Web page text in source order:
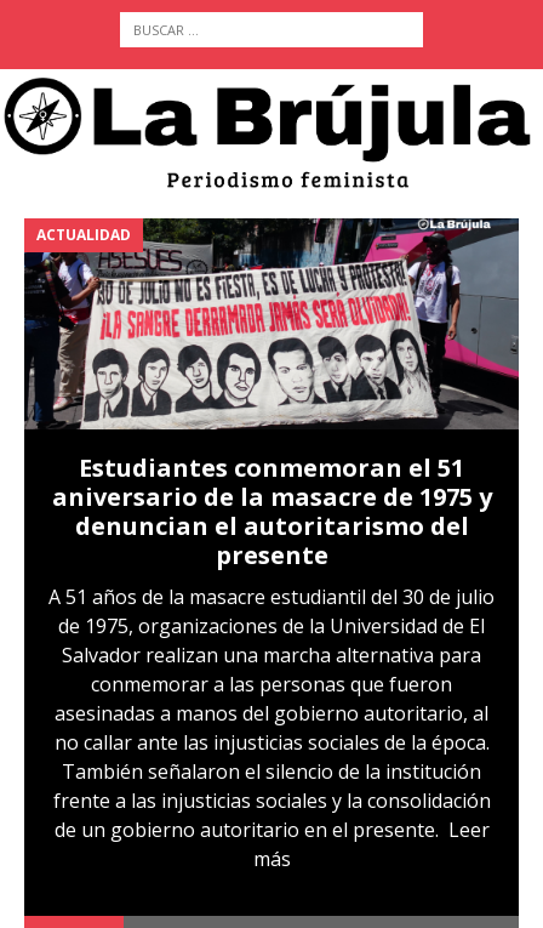
ACTUALIDAD
Estudiantes conmemoran el 51
aniversario de la masacre de 1975 y
denuncian el autoritarismo del
presente
A 51 años de la masacre estudiantil del 30 de julio
de 1975, organizaciones de la Universidad de El
Salvador realizan una marcha alternativa para
conmemorar a las personas que fueron
asesinadas a manos del gobierno autoritario, al
no callar ante las injusticias sociales de la época.
También señalaron el silencio de la institución
frente a las injusticias sociales y la consolidación
de un gobierno autoritario en el presente. Leer
más